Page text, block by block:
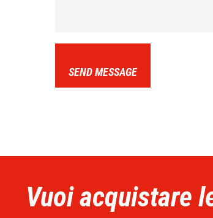
SEND MESSAGE
Vuoi acquistare